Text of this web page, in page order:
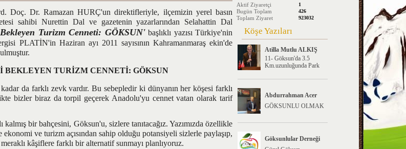
Dr. Ramazan HURÇ'un direktifleriyle, ilçemizin yerel basın
sahibi Nurettin Dal ve gazetenin yazarlarından Selahattin Dal
Bekleyen Turizm Cenneti: GÖKSUN'başlıklı yazısı Türkiye'nin
PLATİN'in Haziran ayı 2011 sayısının Kahramanmaraş ekin'de
BEKLEYEN TURİZM CENNETİ: GÖKSUN
da farklı zevk vardır. Bu sebepledir ki dünyanın her köşesi farklı
bizler biraz da torpil geçerek Anadolu'yu cennet vatan olarak tarif
bir bahçesini, Göksun'u, sizlere tanıtacağız. Yazımızda özellikle
ve turizm açısından sahip olduğu potansiyeli sizlerle paylaşıp,
kâşiflere farklı bir alternatif sunmayı planlıyoruz.
Aktif Ziyaretçi 1
Bugün Toplam 426
Toplam Ziyaret 923032
Köşe Yazıları
Atilla Mutlu ALKIŞ
11- Göksun'da 3.5
Km.uzunluğunda Park
Abdurrahman Acer
GÖKSUNLU OLMAK
Göksunlular Derneği